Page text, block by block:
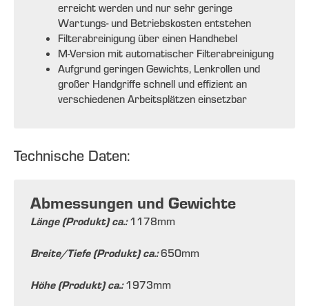
erreicht werden und nur sehr geringe
Wartungs- und Betriebskosten entstehen
Filterabreinigung über einen Handhebel
M-Version mit automatischer Filterabreinigung
Aufgrund geringen Gewichts, Lenkrollen und
großer Handgriffe schnell und effizient an
verschiedenen Arbeitsplätzen einsetzbar
Technische Daten:
Abmessungen und Gewichte
Länge (Produkt) ca.:1178mm
Breite/Tiefe (Produkt) ca.:650mm
Höhe (Produkt) ca.:1973mm